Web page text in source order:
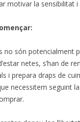
motivar la sensibilitat
no són potencialment
netes, s’han de
i prepara draps de
necessitem seguint